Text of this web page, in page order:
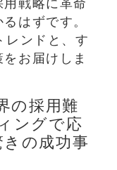
戦略に革命
はずです。
レンドと、す
お届けしま
の採用難
ングで応
の成功事